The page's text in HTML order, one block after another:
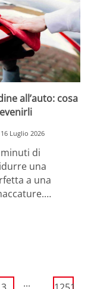
all’auto: cosa
16 Luglio 2026
di
una
a una
...